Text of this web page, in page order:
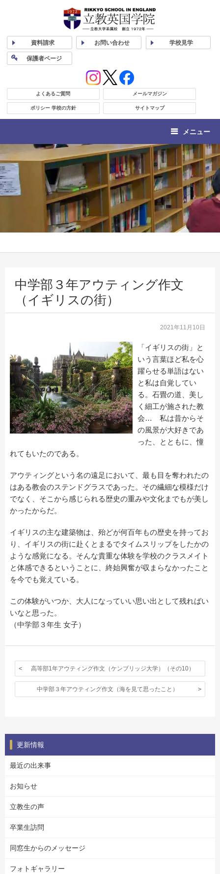
資料請求 お問い合わせ 学校見学
保護者ページ
よくあるご質問 メールマガジン
ポリシー 学校の方針 サイトマップ
メニュー
中学部３年アウティング作文
（イギリスの街）
2021年11月10日
「イギリスの街」と
いう言葉ほど私を心
躍らせる単語はない
と私は自覚してい
る。石畳の道、美し
く細工が施された教
会… 私は昔からそ
の風景が大好きであ
った、とともに、憧
れてもいたのである。
アウティングという名の遠足において、最も目を奪われたの
はある教会のステンドグラスであった。その繊細な模様だけ
でなく、そこから感じられる歴史の重みや文化までもが美し
かったからだ。
イギリスの主な建築物は、殆どが何百年もの歴史を持ってお
り、イギリスの街に赴くとまるでタイムスリップをしたかの
ような感覚になる。そんな貴重な体験を学校のクラスメイト
と体感できるということに、終始興奮が収まらなかったこと
を今でも覚えている。
この体験がいつか、大人になっていい思い出として残ればい
いなと思った。
（中学部３年生 女子）
高等部1年アウティング作文（ケンブリッジ大学）（その10）
中学部３年アウティング作文（海を見て思ったこと）
更新情報
最近の出来事
お知らせ
立教生の声
卒業生訪問
同窓生からのメッセージ
フォトギャラリー